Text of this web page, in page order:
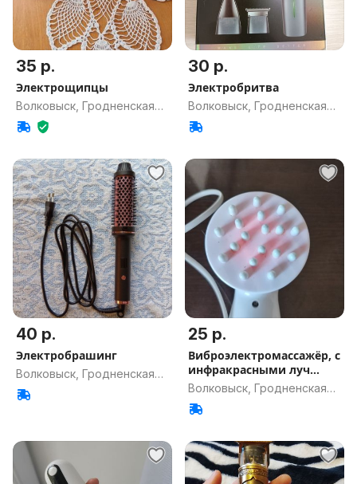
35 р.
Электрощипцы
Волковыск, Гродненская
обл.
30 р.
Электробритва
Волковыск, Гродненская
обл.
40 р.
Электробрашинг
Волковыск, Гродненская
обл.
25 р.
Виброэлектромассажёр, с
инфракрасными луч
недорого
Волковыск, Гродненская
обл.